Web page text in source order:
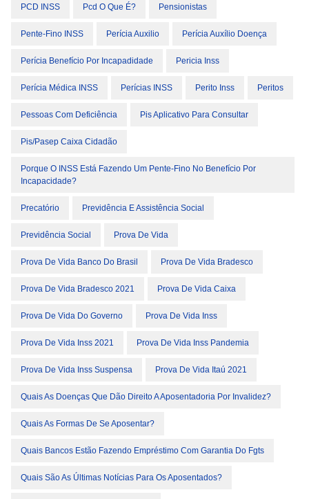
PCD INSS Pcd O Que É? Pensionistas
Pente-Fino INSS Perícia Auxilio Perícia Auxílio Doença
Perícia Benefício Por Incapadidade Pericia Inss
Perícia Médica INSS Perícias INSS Perito Inss Peritos
Pessoas Com Deficiência Pis Aplicativo Para Consultar
Pis/pasep Caixa Cidadão
Porque O INSS Está Fazendo Um Pente-Fino No Benefício Por
Incapacidade?
Precatório Previdência E Assistência Social
Previdência Social Prova De Vida
Prova De Vida Banco Do Brasil Prova De Vida Bradesco
Prova De Vida Bradesco 2021 Prova De Vida Caixa
Prova De Vida Do Governo Prova De Vida Inss
Prova De Vida Inss 2021 Prova De Vida Inss Pandemia
Prova De Vida Inss Suspensa Prova De Vida Itaú 2021
Quais As Doenças Que Dão Direito A Aposentadoria Por Invalidez?
Quais As Formas De Se Aposentar?
Quais Bancos Estão Fazendo Empréstimo Com Garantia Do Fgts
Quais São As Últimas Notícias Para Os Aposentados?